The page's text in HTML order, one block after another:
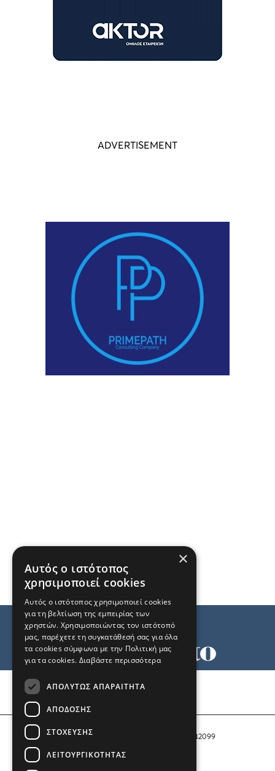
Αριθμός Πιστοποίησης Μ.Η.Τ. 242099
×
Αυτός ο ιστότοπος
χρησιμοποιεί cookies
Αυτός ο ιστότοπος χρησιμοποιεί cookies
για τη βελτίωση της εμπειρίας των
χρηστών. Χρησιμοποιώντας τον ιστότοπό
μας, παρέχετε τη συγκατάθεσή σας για όλα
τα cookies σύμφωνα με την Πολιτική μας
για τα cookies. Διαβάστε περισσότερα
ΑΠΟΛΎΤΩΣ ΑΠΑΡΑΊΤΗΤΑ
ΑΠΌΔΟΣΗΣ
ΣΤΌΧΕΥΣΗΣ
ΛΕΙΤΟΥΡΓΙΚΌΤΗΤΑΣ